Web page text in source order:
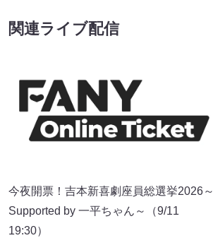
関連ライブ配信
今夜開票！吉本新喜劇座員総選挙2026～
Supported by 一平ちゃん～（9/11
19:30）